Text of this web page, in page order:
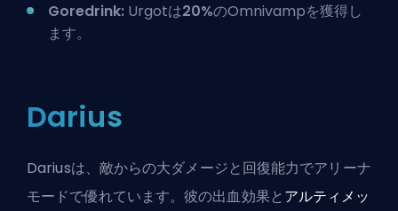
Goredrink: Urgotは20%のOmnivampを獲得し
ます。
Darius
Dariusは、敵からの大ダメージと回復能力でアリーナ
モードで優れています。彼の出血効果とアルティメッ